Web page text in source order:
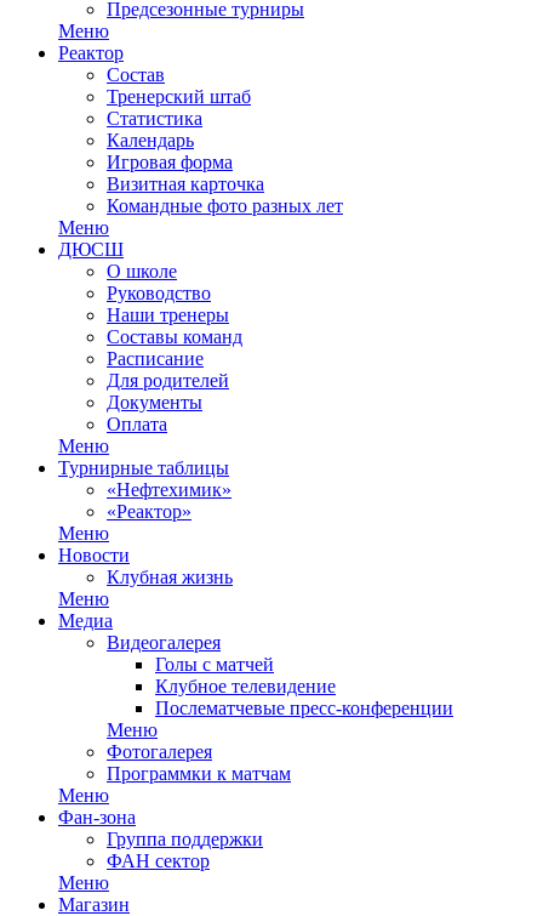
Предсезонные турниры
Меню
Реактор
Состав
Тренерский штаб
Статистика
Календарь
Игровая форма
Визитная карточка
Командные фото разных лет
Меню
ДЮСШ
О школе
Руководство
Наши тренеры
Составы команд
Расписание
Для родителей
Документы
Оплата
Меню
Турнирные таблицы
«Нефтехимик»
«Реактор»
Меню
Новости
Клубная жизнь
Меню
Медиа
Видеогалерея
Голы с матчей
Клубное телевидение
Послематчевые пресс-конференции
Меню
Фотогалерея
Программки к матчам
Меню
Фан-зона
Группа поддержки
ФАН сектор
Меню
Магазин